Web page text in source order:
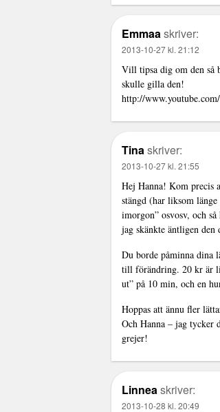
Emmaaskriver:
2013-10-27 kl. 21:12
Vill tipsa dig om den så
skulle gilla den!
http://
Tinaskriver:
2013-10-27 kl. 21:55
Hej Hanna! Kom precis
stängd (har liksom
imorgon” osvosv, och
jag skänkte äntligen
Du borde påminna dina
till förändring. 20 kr är
ut” på 10 min, och en
Hoppas att ännu fler
Och Hanna – jag tycker
grejer!
Linneaskriver:
2013-10-28 kl. 20:49